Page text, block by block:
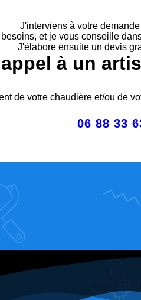
J'interviens à votre
et je vous conseille
J'élabore ensuite un devis
à un
de votre chaudière et/ou de
06 88 33